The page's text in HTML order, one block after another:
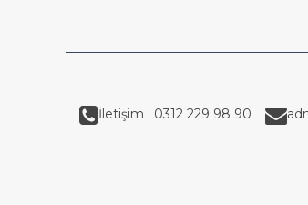
İletişim : 0312 229 98 90